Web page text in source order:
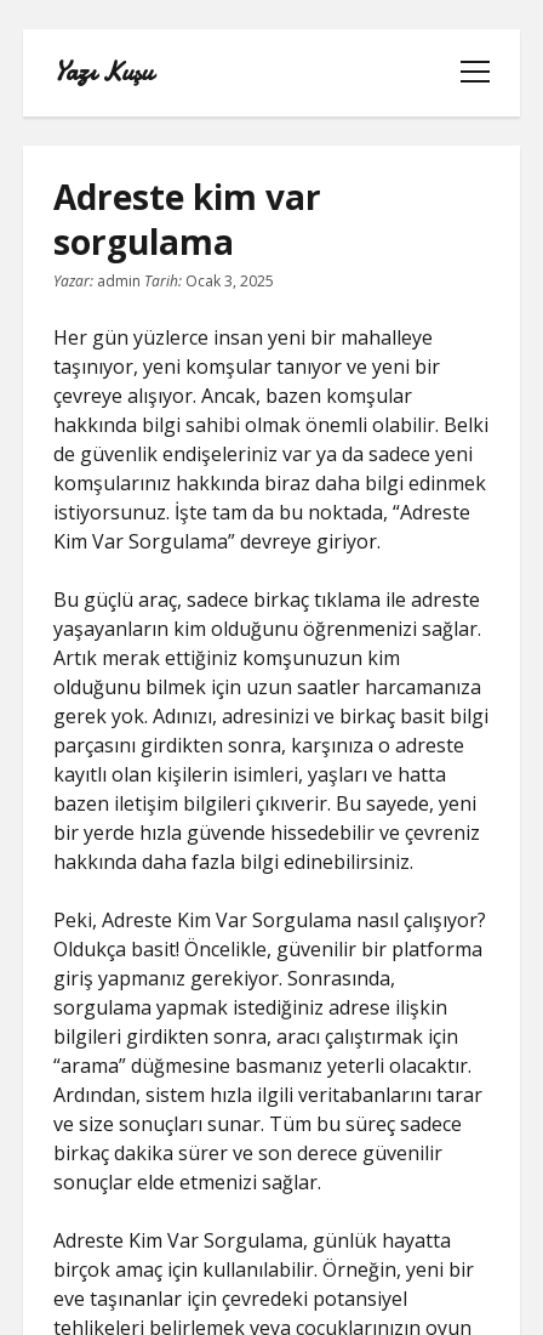
Yazı Kuşu
menüyü
aç
IGTV IZLENME YÜKSELTME PARASIZ
INSTAGRAM BOT TAKIPÇI BASMA
ÜCRETSIZ
LISTE
SAYFA LISTESI
Adreste kim var
sorgulama
Yazar: admin Tarih: Ocak 3, 2025
Her gün yüzlerce insan yeni bir mahalleye
taşınıyor, yeni komşular tanıyor ve yeni bir
çevreye alışıyor. Ancak, bazen komşular
hakkında bilgi sahibi olmak önemli olabilir. Belki
de güvenlik endişeleriniz var ya da sadece yeni
komşularınız hakkında biraz daha bilgi edinmek
istiyorsunuz. İşte tam da bu noktada, “Adreste
Kim Var Sorgulama” devreye giriyor.
Bu güçlü araç, sadece birkaç tıklama ile adreste
yaşayanların kim olduğunu öğrenmenizi sağlar.
Artık merak ettiğiniz komşunuzun kim
olduğunu bilmek için uzun saatler harcamanıza
gerek yok. Adınızı, adresinizi ve birkaç basit bilgi
parçasını girdikten sonra, karşınıza o adreste
kayıtlı olan kişilerin isimleri, yaşları ve hatta
bazen iletişim bilgileri çıkıverir. Bu sayede, yeni
bir yerde hızla güvende hissedebilir ve çevreniz
hakkında daha fazla bilgi edinebilirsiniz.
Peki, Adreste Kim Var Sorgulama nasıl çalışıyor?
Oldukça basit! Öncelikle, güvenilir bir platforma
giriş yapmanız gerekiyor. Sonrasında,
sorgulama yapmak istediğiniz adrese ilişkin
bilgileri girdikten sonra, aracı çalıştırmak için
“arama” düğmesine basmanız yeterli olacaktır.
Ardından, sistem hızla ilgili veritabanlarını tarar
ve size sonuçları sunar. Tüm bu süreç sadece
birkaç dakika sürer ve son derece güvenilir
sonuçlar elde etmenizi sağlar.
Adreste Kim Var Sorgulama, günlük hayatta
birçok amaç için kullanılabilir. Örneğin, yeni bir
eve taşınanlar için çevredeki potansiyel
tehlikeleri belirlemek veya çocuklarınızın oyun